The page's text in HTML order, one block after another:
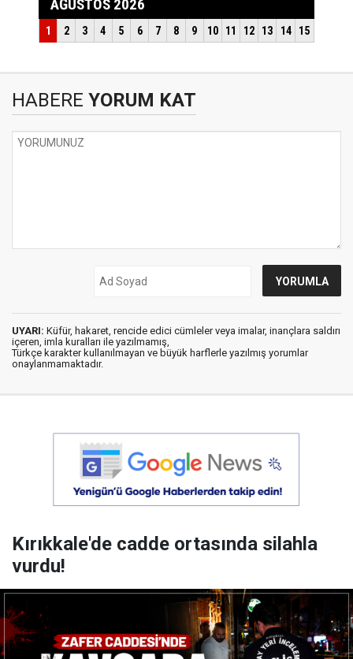
HABERE YORUM KAT
UYARI: Küfür, hakaret, rencide edici cümleler veya imalar, inançlara saldırı
içeren, imla kuralları ile yazılmamış,
Türkçe karakter kullanılmayan ve büyük harflerle yazılmış yorumlar
onaylanmamaktadır.
Kırıkkale'de cadde ortasında silahla
vurdu!